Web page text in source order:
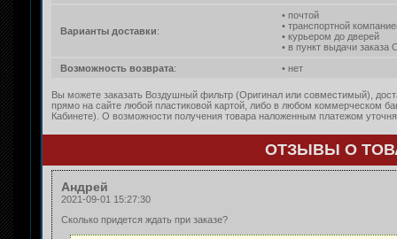
Варианты доставки:
• почтой
• транспортной
• курьером до дверей
• в пункт выдачи заказа
Возможность возврата: • нет
Вы можете заказать Воздушный фильтр (Оригинал или совместимый),
прямо на сайте любой пластиковой картой, либо в любом коммерческом
Кабинете). О возможности получения товара наложенным платежом
ОТЗЫВЫ О
Андрей
2021-09-01 15:27:30
Сколько придется ждать при заказе?